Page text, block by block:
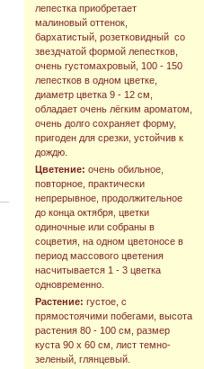
лепестка приобретает
малиновый оттенок,
бархатистый, розетковидный со
звездчатой формой лепестков,
очень густомахровый, 100 - 150
лепестков в одном цветке,
диаметр цветка 9 - 12 см,
обладает очень лёгким ароматом,
очень долго сохраняет форму,
пригоден для срезки, устойчив к
дождю.
Цветение: очень обильное,
повторное, практически
непрерывное, продолжительное
до конца октября, цветки
одиночные или собраны в
соцветия, на одном цветоносе в
период массового цветения
насчитывается 1 - 3 цветка
одновременно.
Растение: густое, с
прямостоячими побегами, высота
растения 80 - 100 см, размер
куста 90 х 60 см, лист темно-
зеленый, глянцевый.